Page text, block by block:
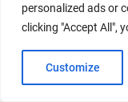
personalized ads or
clicking "Accept All",
Customize